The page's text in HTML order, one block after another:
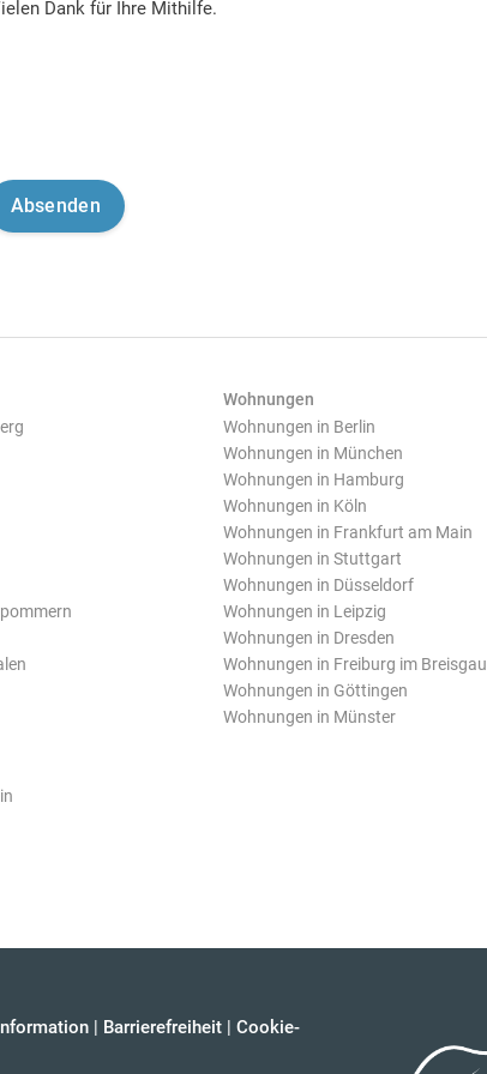
Dank für Ihre Mithilfe.
Wohnungen
Wohnungen in Berlin
Wohnungen in München
Wohnungen in Hamburg
Wohnungen in Köln
Wohnungen in Frankfurt am Main
Wohnungen in Stuttgart
Wohnungen in Düsseldorf
Wohnungen in Leipzig
Wohnungen in Dresden
Wohnungen in Freiburg im Breisgau
Wohnungen in Göttingen
Wohnungen in Münster
| Barrierefreiheit | Cookie-